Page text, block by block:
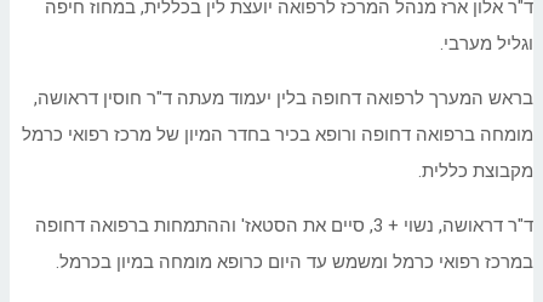
ד"ר אלון ארז מנהל המרכז לרפואה יועצת לין בכללית, במחוז חיפה
וגליל מערבי.
בראש המערך לרפואה דחופה בלין יעמוד מעתה ד"ר חוסין דראושה,
מומחה ברפואה דחופה ורופא בכיר בחדר המיון של מרכז רפואי כרמל
מקבוצת כללית.
ד"ר דראושה, נשוי + 3, סיים את הסטאז' וההתמחות ברפואה דחופה
במרכז רפואי כרמל ומשמש עד היום כרופא מומחה במיון בכרמל.